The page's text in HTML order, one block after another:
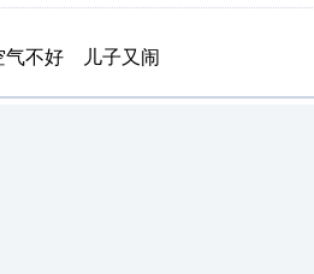
气不好 儿子又闹